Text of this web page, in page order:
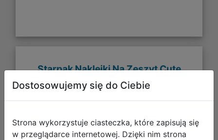
Starpak Naklejki Na Zeszyt Cute
Kitty1 Listek 6szt. 584207
Dostosowujemy się do Ciebie
Strona wykorzystuje ciasteczka, które zapisują się
w przeglądarce internetowej. Dzięki nim strona